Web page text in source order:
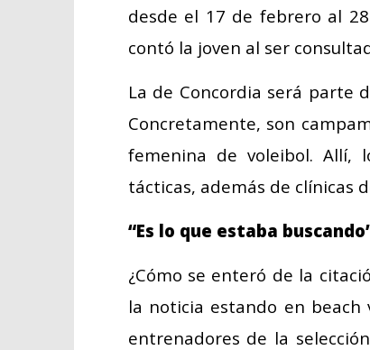
desde el 17 de febrero al
contó la joven al ser
La de Concordia será parte
Concretamente, son
femenina de voleibol. Allí,
tácticas, además de clínicas
“Es lo que estaba
¿Cómo se enteró de la
la noticia estando en
entrenadores de la